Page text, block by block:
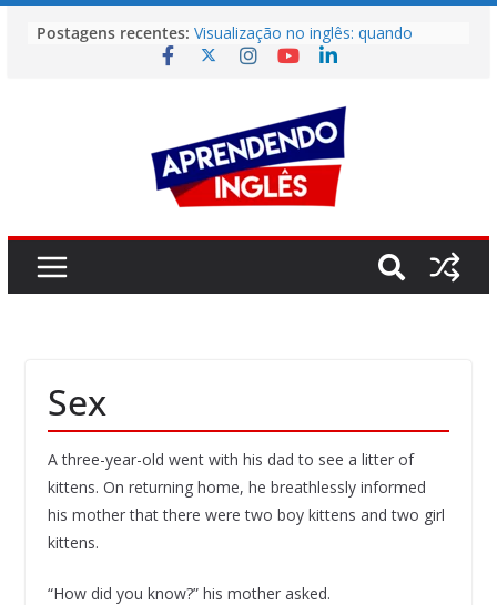
para
Postagens recentes: Visualização no inglês: quando
imaginar vale quase tanto quanto
Como Aprender Inglês Como Uma
Criança
O erro invisível que está travando
sua fluência (e não é a gramática)
O maior bloqueio emocional que
Sex
A three-year-old went with his dad to see a litter of
kittens. On returning home, he breathlessly informed
his mother that there were two boy kittens and two girl
kittens.
“How did you know?” his mother asked.